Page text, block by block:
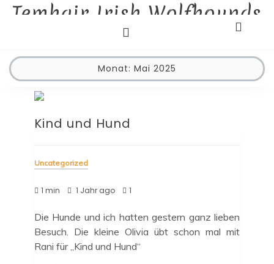
SkipTemhair Irish Wolfhounds
Liebhaberzucht
Monat: Mai 2025
Kind und Hund
Uncategorized
1 min 1 Jahr ago 1
Die Hunde und ich hatten gestern ganz lieben
Besuch. Die kleine Olivia übt schon mal mit
Rani für „Kind und Hund“